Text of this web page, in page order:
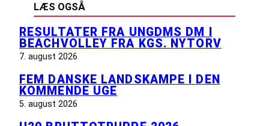
LÆS OGSÅ
RESULTATER FRA UNGDMS DM I
BEACHVOLLEY FRA KGS. NYTORV
7. august 2026
FEM DANSKE LANDSKAMPE I DEN
KOMMENDE UGE
5. august 2026